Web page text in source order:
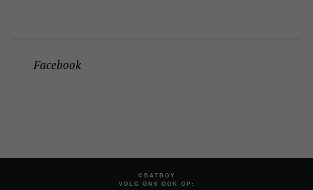
Facebook
©BATBOY
VOLG ONS OOK OP: